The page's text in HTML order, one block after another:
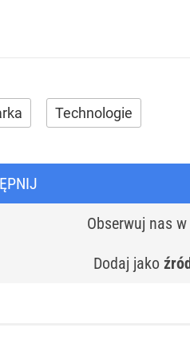
Technologie
Obserwuj nas w
Dodaj jako